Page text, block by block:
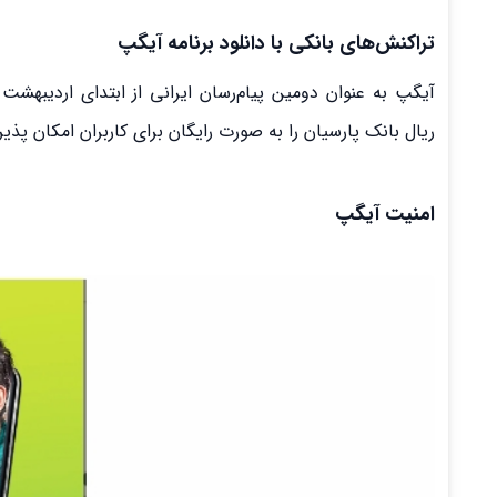
تراکنش‌های بانکی با دانلود برنامه آیگپ
ریال بانک پارسیان را به صورت رایگان برای کاربران امکان
امنیت آیگپ